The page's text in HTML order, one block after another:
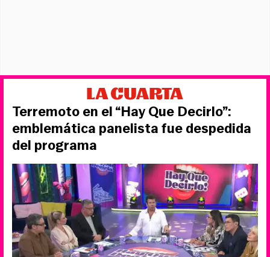
Terremoto en el “Hay Que Decirlo”:
emblemática panelista fue despedida
del programa